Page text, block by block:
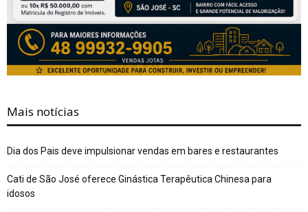
Mais notícias
Dia dos Pais deve impulsionar vendas em bares e restaurantes
Cati de São José oferece Ginástica Terapêutica Chinesa para
idosos